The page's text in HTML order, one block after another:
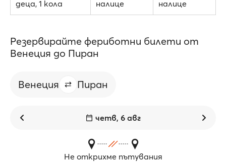
деца, 1 кола
налице
налице
Резервирайте фериботни билети от
Венеция до Пиран
Венеция Пиран
четв, 6 авг
Не открихме пътувания